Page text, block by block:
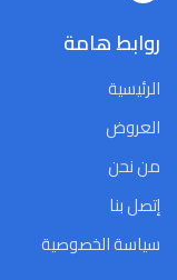
روابط هامة
الرئيسية
العروض
من نحن
إتصل بنا
سياسة الخصوصية